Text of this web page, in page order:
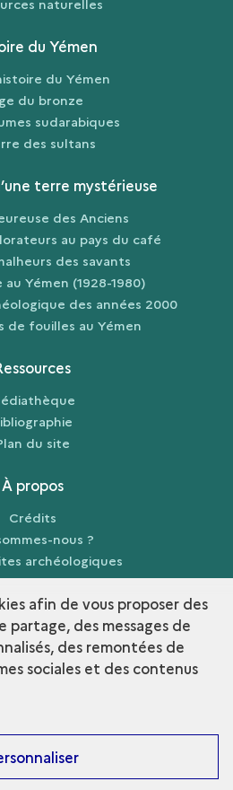
naturelles
du Yémen
du Yémen
du bronze
sudarabiques
des sultans
terre mystérieuse
des Anciens
au pays du café
des savants
au Yémen (1928-1980)
des années 2000
de fouilles au Yémen
du site
À propos
Crédits
nous ?
archéologiques
légales
afin de vous proposer des
partage, des messages de
des remontées de
sociales et des contenus